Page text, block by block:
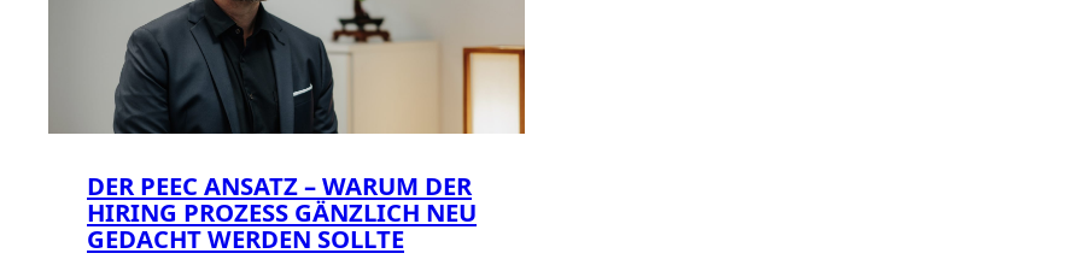
DER PEEC ANSATZ – WARUM DER
HIRING PROZESS GÄNZLICH NEU
GEDACHT WERDEN SOLLTE